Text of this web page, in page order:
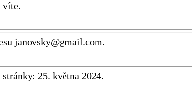
víte.
janovsky@gmail.com.
stránky: 25. května 2024.